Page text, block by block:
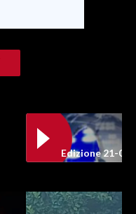
Edizione 21-05-